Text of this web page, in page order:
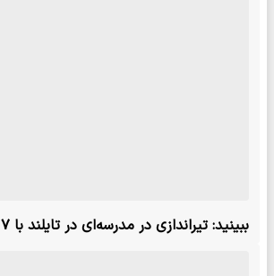
ببینید: تیراندازی در مدرسه‌ای در تایلند با ۷ کشته